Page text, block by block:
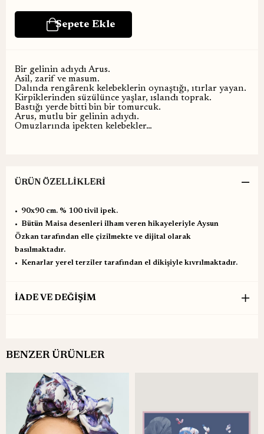
Bir gelinin adıydı Arus.
Asil, zarif ve masum.
Dalında rengârenk kelebeklerin oynaştığı, ıtırlar yayan.
Kirpiklerinden süzülünce yaşlar, ıslandı toprak.
Bastığı yerde bitti bin bir tomurcuk.
Arus, mutlu bir gelinin adıydı.
Omuzlarında ipekten kelebekler…
ÜRÜN ÖZELLIKLERI
•⁠ ⁠90x90 cm. % 100 tivil ipek.
•⁠ ⁠Bütün Maisa desenleri ilham veren hikayeleriyle Aysun
Özkan tarafından elle çizilmekte ve dijital olarak
basılmaktadır.
•⁠ ⁠Kenarlar yerel terziler tarafından el dikişiyle kıvrılmaktadır.
İADE VE DEĞİŞİM
BENZER ÜRÜNLER